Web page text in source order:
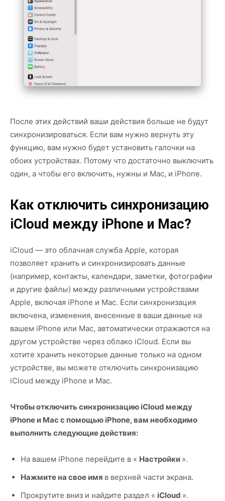
После этих действий ваши действия больше не будут
синхронизироваться. Если вам нужно вернуть эту
функцию, вам нужно будет установить галочки на
обоих устройствах. Потому что достаточно выключить
один, а чтобы его включить, нужны и Mac, и iPhone.
Как отключить синхронизацию
iCloud между iPhone и Mac?
iCloud — это облачная служба Apple, которая
позволяет хранить и синхронизировать данные
(например, контакты, календари, заметки, фотографии
и другие файлы) между различными устройствами
Apple, включая iPhone и Mac. Если синхронизация
включена, изменения, внесенные в ваши данные на
вашем iPhone или Mac, автоматически отражаются на
другом устройстве через облако iCloud. Если вы
хотите хранить некоторые данные только на одном
устройстве, вы можете отключить синхронизацию
iCloud между iPhone и Mac.
Чтобы отключить синхронизацию iCloud между
iPhone и Mac с помощью iPhone, вам необходимо
выполнить следующие действия:
На вашем iPhone перейдите в « Настройки ».
Нажмите на свое имя в верхней части экрана.
Прокрутите вниз и найдите раздел « iCloud ».